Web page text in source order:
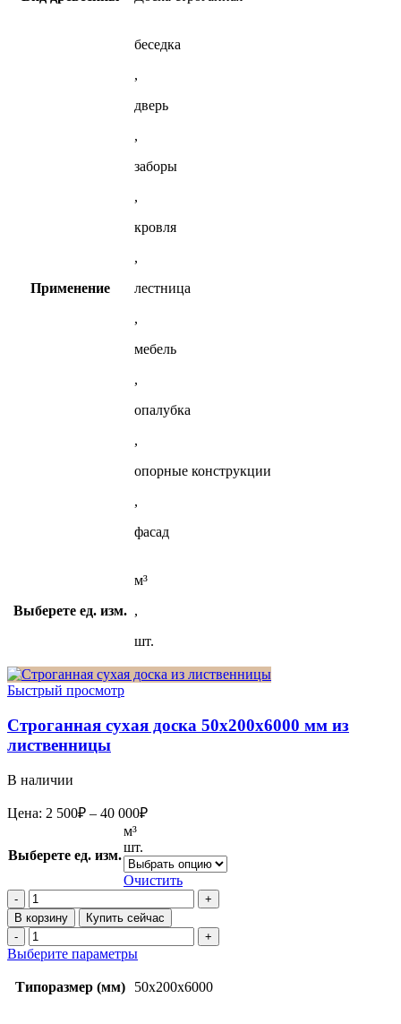
Применение
беседка
,
дверь
,
заборы
,
кровля
,
лестница
,
мебель
,
опалубка
,
опорные конструкции
,
фасад
Выберете ед. изм.
м³
,
шт.
Быстрый просмотр
Строганная сухая доска 50x200x6000 мм из
лиственницы
В наличии
Цена: 2 500₽ – 40 000₽Диапазон
500₽
–
40
000₽
Выберете ед. изм.
м³
шт.
Очистить
Количество
товара
Строганная
сухая
доска
мм
В корзину Купить сейчас
Количество
товара
Строганная
сухая
доска
Выберите параметрыЭтот
имеет
Типоразмер (мм) 50x200x6000